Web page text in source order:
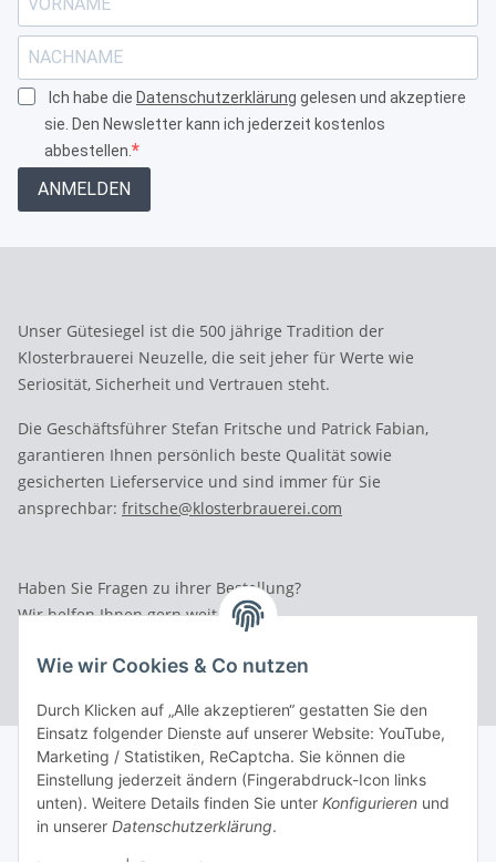
Wie wir Cookies & Co nutzen
Durch Klicken auf „Alle akzeptieren“ gestatten Sie den
Einsatz folgender Dienste auf unserer Website: YouTube,
Marketing / Statistiken, ReCaptcha. Sie können die
Einstellung jederzeit ändern (Fingerabdruck-Icon links
unten). Weitere Details finden Sie unter Konfigurieren und
in unserer Datenschutzerklärung.
Ich habe die Datenschutzerklärung gelesen und akzeptiere
sie. Den Newsletter kann ich jederzeit kostenlos
abbestellen.
ANMELDEN
Unser Gütesiegel ist die 500 jährige Tradition der
Klosterbrauerei Neuzelle, die seit jeher für Werte wie
Seriosität, Sicherheit und Vertrauen steht.
Die Geschäftsführer Stefan Fritsche und Patrick Fabian,
garantieren Ihnen persönlich beste Qualität sowie
gesicherten Lieferservice und sind immer für Sie
ansprechbar: fritsche@klosterbrauerei.com
Haben Sie Fragen zu ihrer Bestellung?
Wir helfen Ihnen gern weiter.
Rufen Sie uns an: Tel.: 03 36 52 - 81023